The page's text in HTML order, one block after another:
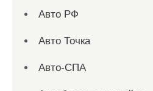
Авто РФ
Авто Точка
Авто-СПА